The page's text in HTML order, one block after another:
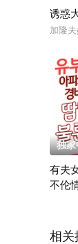
诱惑
加隆
独家
有夫
不伦
相关